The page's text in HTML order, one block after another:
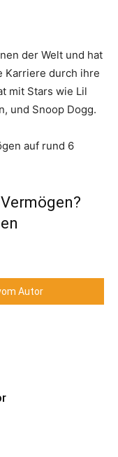
der Welt und hat
Karriere durch ihre
mit Stars wie Lil
und Snoop Dogg.
auf rund 6
Autor